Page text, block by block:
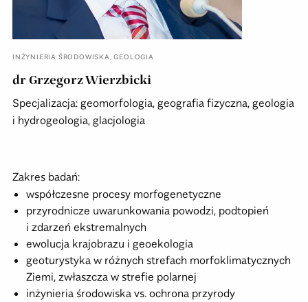
INŻYNIERIA ŚRODOWISKA ,GEOLOGIA
dr Grzegorz Wierzbicki
Specjalizacja: geomorfologia, geografia fizyczna, geologia
i hydrogeologia, glacjologia
Zakres badań:
współczesne procesy morfogenetyczne
przyrodnicze uwarunkowania powodzi, podtopień
i zdarzeń ekstremalnych
ewolucja krajobrazu i geoekologia
geoturystyka w różnych strefach morfoklimatycznych
Ziemi, zwłaszcza w strefie polarnej
inżynieria środowiska vs. ochrona przyrody